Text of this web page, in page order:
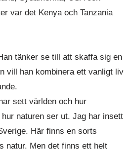
var det Kenya och Tanzania
tänker se till att skaffa sig en
vill han kombinera ett vanligt liv
sett världen och hur
naturen ser ut. Jag har insett
Här finns en sorts
natur. Men det finns ett helt